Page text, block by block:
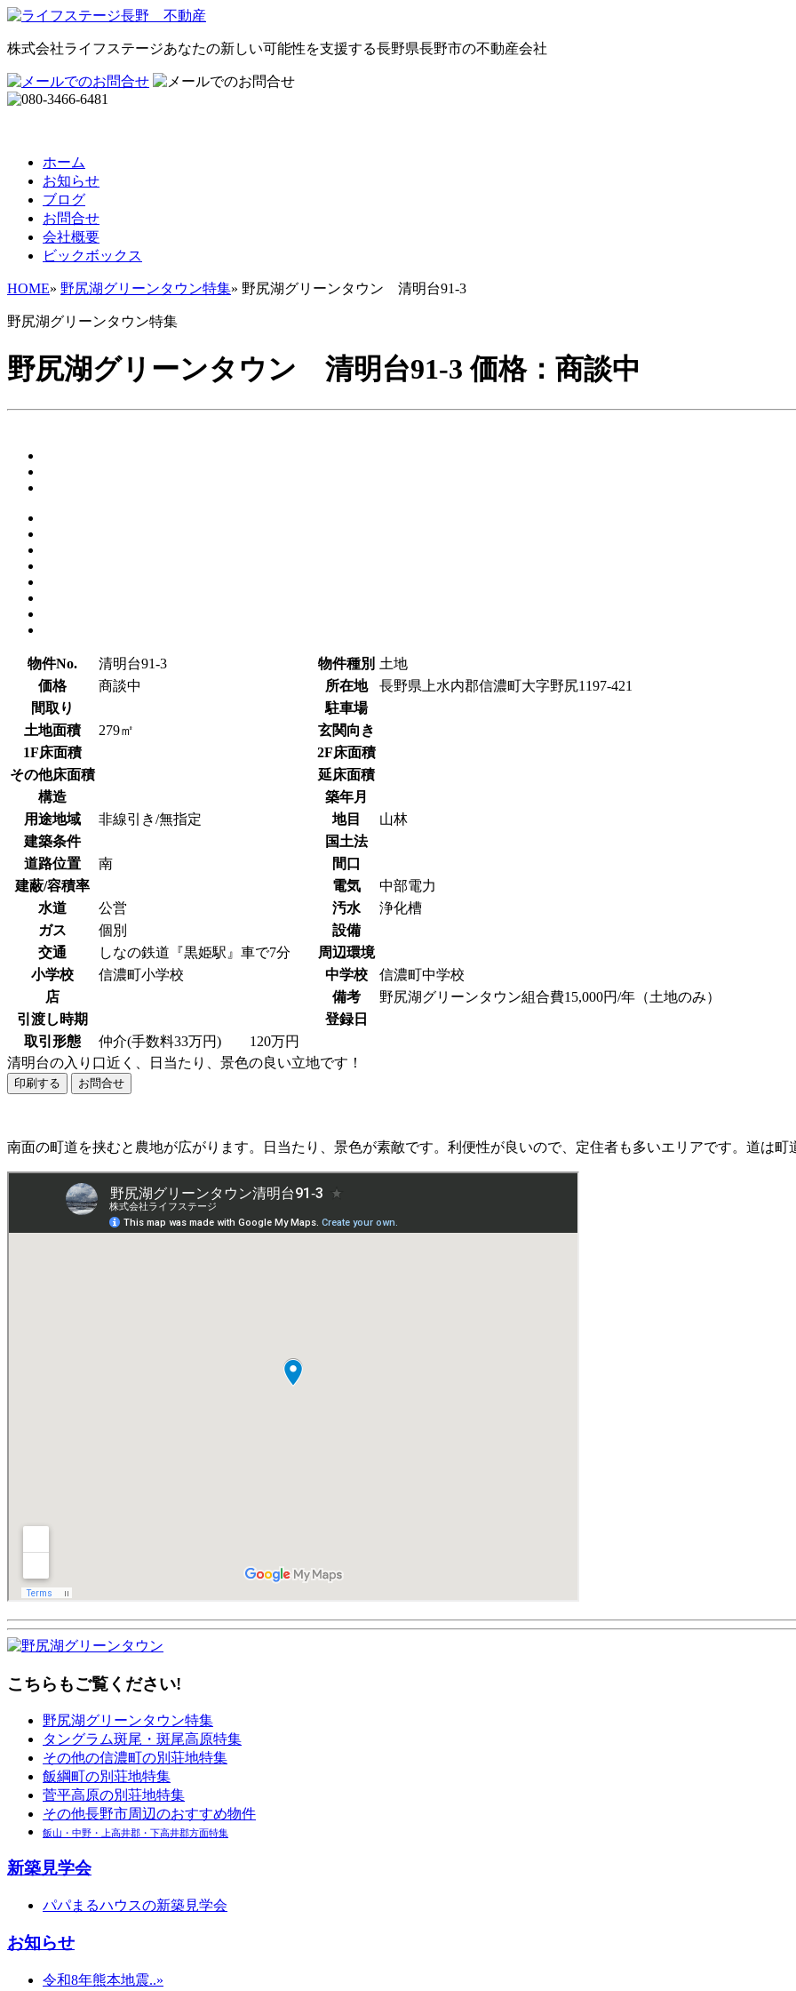
株式会社ライフステージあなたの新しい可能性を支援する長野県長野市の不動産会社
ホーム
お知らせ
ブログ
お問合せ
会社概要
ビックボックス
HOME» 野尻湖グリーンタウン特集» 野尻湖グリーンタウン 清明台91‐3
野尻湖グリーンタウン特集
野尻湖グリーンタウン 清明台91‐3価格： 商談中
物件No. 清明台91-3 物件種別 土地
価格
商談中 所在地
長野県上水内郡信濃町大字野尻1197‐421
間取り
駐車場
土地面積
279㎡
玄関向き
1F床面積
2F床面積
その他床面積
延床面積
構造
築年月
用途地域
非線引き/無指定 地目
山林
建築条件
国土法
道路位置
南
間口
建蔽/容積率
電気
中部電力
水道
公営 汚水
浄化槽
ガス
個別
設備
交通
しなの鉄道『黒姫駅』車で7分
周辺環境
小学校
信濃町小学校 中学校
信濃町中学校
店
備考
野尻湖グリーンタウン組合費15,000円/年（土地のみ）
引渡し時期
登録日
取引形態
仲介(手数料33万円) 120万円
清明台の入り口近く、日当たり、景色の良い立地です！
印刷する お問合せ
南面の町道を挟むと農地が広がります。日当たり、景色が素敵です。利便性が良いので、定住者も多いエリアです。道は町
こちらもご覧ください!
野尻湖グリーンタウン特集
タングラム斑尾・斑尾高原特集
その他の信濃町の別荘地特集
飯綱町の別荘地特集
菅平高原の別荘地特集
その他長野市周辺のおすすめ物件
飯山・中野・上高井郡・下高井郡方面特集
新築見学会
パパまるハウスの新築見学会
お知らせ
令和8年熊本地震..»